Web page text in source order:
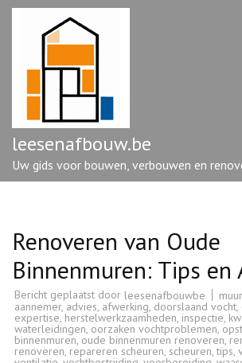
Ga
enter)
leesenafbouw.be
Uw gids voor bouwen, verbouwen en
Renoveren van Oude
Binnenmuren: Tips en
Bericht geplaatst door leesenafbouwbe
muur
aannemer, advies, afwerking, doorslaand vocht,
expertise, herstelwerkzaamheden, inspectie,
waterleidingen, oorzaken vochtproblemen,
binnenmuren, oude binnenmuren renoveren,
renoveren, repareren scheuren, scheuren,tips,